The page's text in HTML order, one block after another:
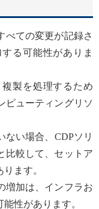
べての変更が記録さ
る可能性がありま
製を処理するため
ピューティングリソ
い場合、CDPソリ
比較して、セットア
ます。
増加は、インフラお
性があります。